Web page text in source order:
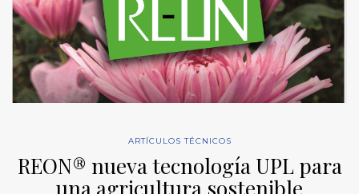
ARTÍCULOS TÉCNICOS
REON® nueva tecnología UPL para
una agricultura sostenible